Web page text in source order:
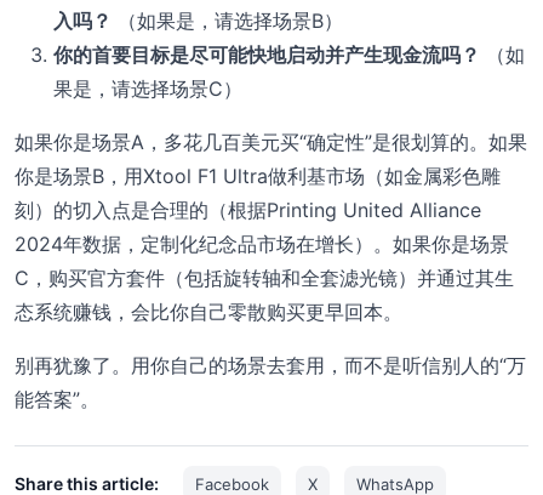
入吗？
（如果是，请选择场景B）
你的首要目标是尽可能快地启动并产生现金流吗？
（如
果是，请选择场景C）
如果你是场景A，多花几百美元买“确定性”是很划算的。如果
你是场景B，用Xtool F1 Ultra做利基市场（如金属彩色雕
刻）的切入点是合理的（根据Printing United Alliance
2024年数据，定制化纪念品市场在增长）。如果你是场景
C，购买官方套件（包括旋转轴和全套滤光镜）并通过其生
态系统赚钱，会比你自己零散购买更早回本。
别再犹豫了。用你自己的场景去套用，而不是听信别人的“万
能答案”。
Share this article: Facebook X
WhatsApp